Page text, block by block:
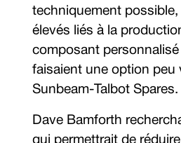
techniquement
élevés liés à la
composant
faisaient une option peu
Sunbeam-Talbot Spares.
Dave Bamforth
qui permettrait de